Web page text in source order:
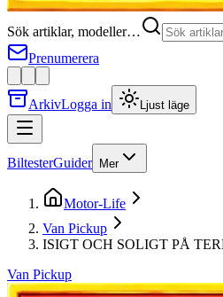
Sök artiklar, modeller…
Prenumerera
ArkivLogga in Ljust läge
BiltesterGuider Mer
Motor-Life
Van Pickup
ISIGT OCH SOLIGT PÅ
Van Pickup